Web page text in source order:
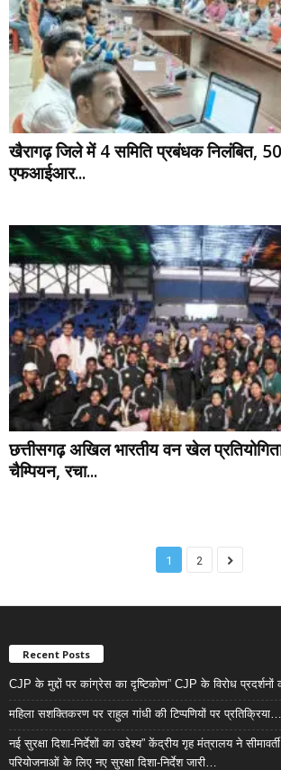
खैरागढ़ जिले में 4 समिति प्रबंधक निलंबित,
एफआईआर...
छत्तीसगढ़ अखिल भारतीय वन खेल
चैम्पियन, रचा...
1 2
Recent Posts
CJP के मुद्दों पर कांग्रेस का दृष्टिकोण” CJP के विरोध प्रदर्शनों
महिला सशक्तिकरण पर राहुल गांधी की टिप्पणियों पर प्रतिक्रिया…
नई सुरक्षा दिशा-निर्देशों का उद्देश्य” केंद्रीय गृह मंत्रालय ने
परियोजनाओं के लिए नए सुरक्षा दिशा-निर्देश जारी…